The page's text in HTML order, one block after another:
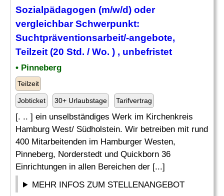
Sozialpädagogen (m/w/d) oder
vergleichbar Schwerpunkt:
Suchtpräventionsarbeit/-angebote,
Teilzeit (20 Std. / Wo. ) , unbefristet
• Pinneberg
Teilzeit
Jobticket 30+ Urlaubstage Tarifvertrag
[. .. ] ein unselbständiges Werk im Kirchenkreis
Hamburg West/ Südholstein. Wir betreiben mit rund
400 Mitarbeitenden im Hamburger Westen,
Pinneberg, Norderstedt und Quickborn 36
Einrichtungen in allen Bereichen der [...]
MEHR INFOS ZUM STELLENANGEBOT